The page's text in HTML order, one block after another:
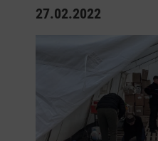
27.02.2022